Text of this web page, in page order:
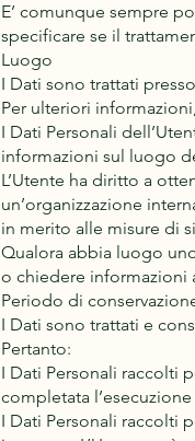
E’ comunque sempre
specificare se il
Luogo
I Dati sono trattati
Per ulteriori
I Dati Personali
informazioni sul luogo
L’Utente ha diritto a
un’organizzazione
in merito alle misure di
Qualora abbia luogo
o chiedere informazioni
Periodo di
I Dati sono trattati e
Pertanto:
I Dati Personali raccolti
completata
I Dati Personali raccolti